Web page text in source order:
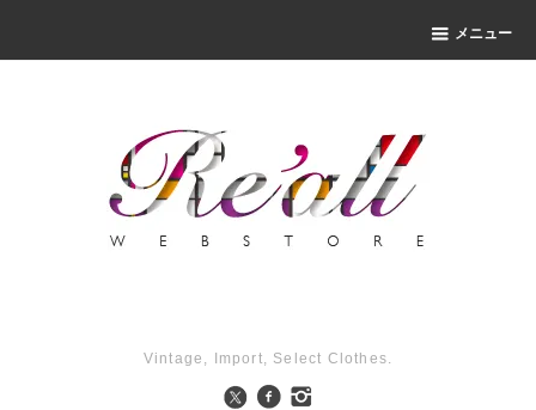
メニュー
Vintage, Import, Select Clothes.